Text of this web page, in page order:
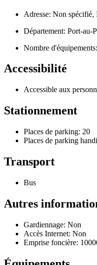
Adresse: Non
Département: Port-au-
Nombre
Accessibilité
Accessible aux
Stationnement
Places de parking: 20
Places de parking
Transport
Bus
Autres
Gardiennage: Non
Accès Internet: Non
Emprise foncière: